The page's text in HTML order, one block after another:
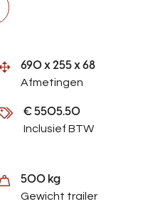
690 x 255 x 68
Afmetingen
€ 5505.50
Inclusief BTW
500 kg
Gewicht trailer